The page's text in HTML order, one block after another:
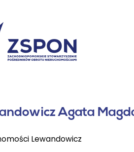
Agata
Lewandowicz